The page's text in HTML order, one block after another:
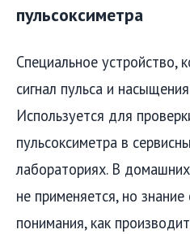
пульсоксиметра
Специальное устройство,
сигнал пульса и
Используется для
пульсоксиметра в
лабораториях. В
не применяется, но
понимания, как